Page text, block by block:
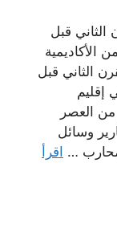
قبل
الأكاديمية
الثاني قبل
إقليم
من العصر
وسائل
محارب … اقرأ